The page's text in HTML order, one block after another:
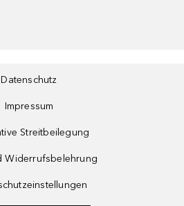
Datenschutz
Impressum
Streitbeilegung
Widerrufsbelehrung